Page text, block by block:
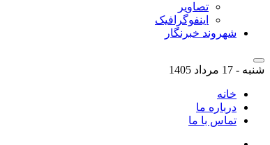
تصاویر
اینفوگرافیک
شهروند خبرنگار
شنبه - 17 مرداد 1405
خانه
درباره ما
تماس با ما